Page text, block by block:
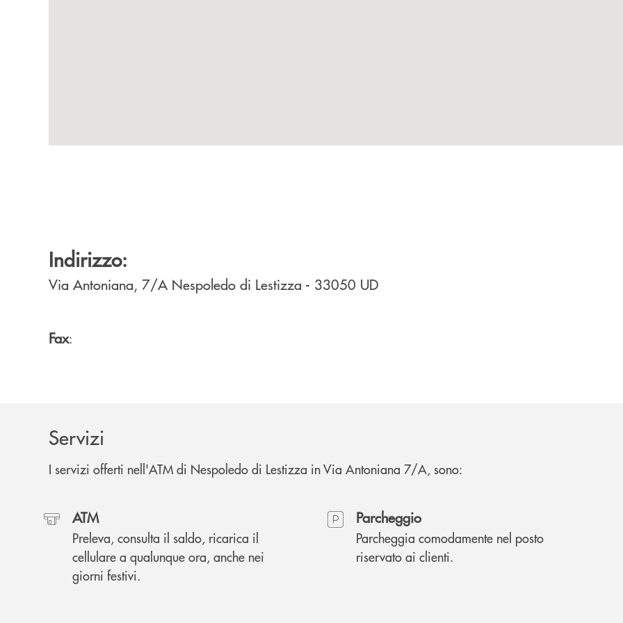
Indirizzo:
Via Antoniana, 7/A Nespoledo di Lestizza - 33050 UD
Fax:
Servizi
I servizi offerti nell'ATM di Nespoledo di Lestizza in Via Antoniana 7/A, sono:
ATM
Preleva, consulta il saldo, ricarica il
cellulare a qualunque ora, anche nei
giorni festivi.
Parcheggio
Parcheggia comodamente nel posto
riservato ai clienti.